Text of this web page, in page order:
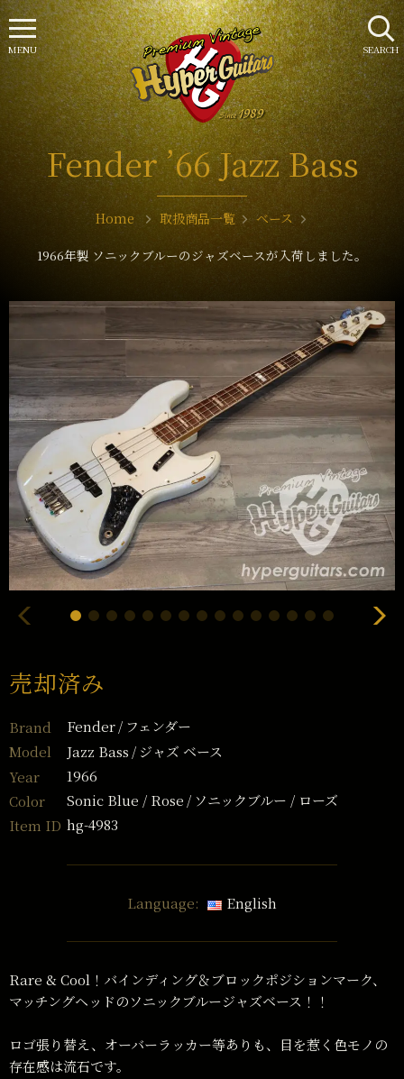
Fender ’66 Jazz Bass
Home 取扱商品一覧 ベース
1966年製 ソニックブルーのジャズベースが入荷しました。
売却済み
Brand Fender
フェンダー
Model
Jazz Bass
ジャズ ベース
Year
1966
Color
Sonic Blue / Rose
ソニックブルー / ローズ
Item ID hg-4983
Language: English
Rare & Cool！バインディング＆ブロックポジションマーク、
マッチングヘッドのソニックブルージャズベース！！
ロゴ張り替え、オーバーラッカー等ありも、目を惹く色モノの
存在感は流石です。
SEARCH
MENU